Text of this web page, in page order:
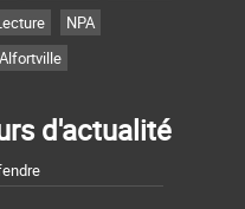
NPA
d'actualité